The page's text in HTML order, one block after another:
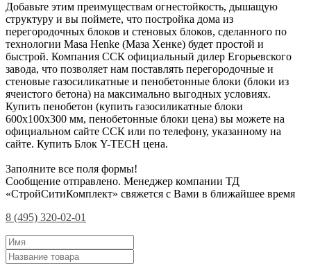
Добавьте этим преимуществам огнестойкость, дышащую
структуру и вы поймете, что постройка дома из
перегородочных блоков и стеновых блоков, сделанного по
технологии Masa Henke (Маза Хенке) будет простой и
быстрой. Компания ССК официальный дилер Егорьевского
завода, что позволяет нам поставлять перегородочные и
стеновые газосиликатные и пенобетонные блоки (блоки из
ячеистого бетона) на максимально выгодных условиях.
Купить пенобетон (купить газосиликатные блоки
600х100х300 мм, пенобетонные блоки цена) вы можете на
официальном сайте ССК или по телефону, указанному на
сайте. Купить Блок Y-TECH цена.
Заполните все поля формы!
Сообщение отправлено. Менеджер компании ТД
«СтройСитиКомплект» свяжется с Вами в ближайшее время
8 (495) 320-02-01